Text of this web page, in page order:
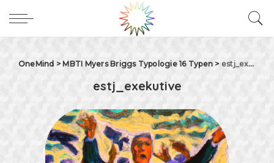
OneMind > MBTI Myers Briggs Typologie 16 Typen > estj_exekutive
estj_exekutive